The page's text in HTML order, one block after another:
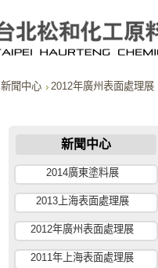
新聞中心 2012年廣州表面處理展
新聞中心
2014廣東塗料展
2013上海表面處理展
2012年廣州表面處理展
2011年上海表面處理展